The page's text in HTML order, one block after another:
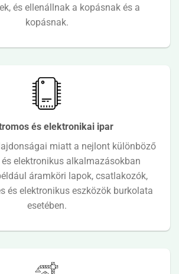
és ellenállnak a kopásnak és a
kopásnak.
és elektronikai ipar
miatt a nejlont különböző
elektronikus alkalmazásokban
áramköri lapok, csatlakozók,
és elektronikus eszközök burkolata
esetében.